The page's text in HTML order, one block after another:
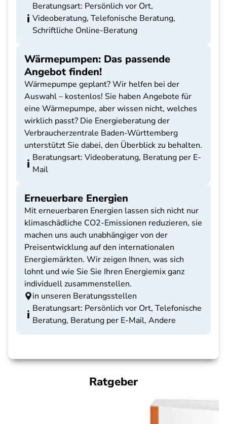
Beratungsart: Persönlich vor Ort,
Videoberatung, Telefonische Beratung,
Schriftliche Online-Beratung
Wärmepumpen: Das passende
Angebot finden!
Wärmepumpe geplant? Wir helfen bei der
Auswahl – kostenlos! Sie haben Angebote für
eine Wärmepumpe, aber wissen nicht, welches
wirklich passt? Die Energieberatung der
Verbraucherzentrale Baden-Württemberg
unterstützt Sie dabei, den Überblick zu behalten.
Beratungsart: Videoberatung, Beratung per E-
Mail
Erneuerbare Energien
Mit erneuerbaren Energien lassen sich nicht nur
klimaschädliche CO2-Emissionen reduzieren, sie
machen uns auch unabhängiger von der
Preisentwicklung auf den internationalen
Energiemärkten. Wir zeigen Ihnen, was sich
lohnt und wie Sie Sie Ihren Energiemix ganz
individuell zusammenstellen.
in unseren Beratungsstellen
Beratungsart: Persönlich vor Ort, Telefonische
Beratung, Beratung per E-Mail, Andere
Ratgeber